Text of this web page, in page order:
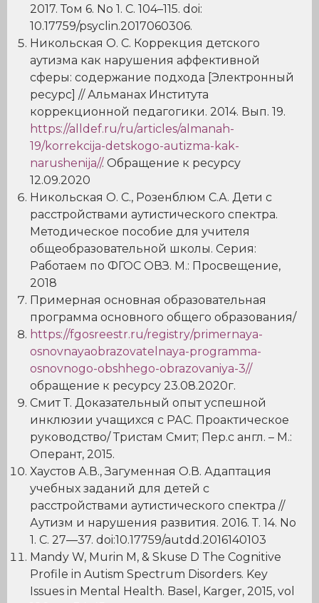
2017. Том 6. No 1. C. 104–115. doi:
10.17759/psyclin.2017060306.
Никольская О. С. Коррекция детского
аутизма как нарушения аффективной
сферы: содержание подхода [Электронный
ресурс] // Альманах Института
коррекционной педагогики. 2014. Вып. 19.
https://alldef.ru/ru/articles/almanah-
19/korrekcija-detskogo-autizma-kak-
narushenija//. Обращение к ресурсу
12.09.2020
Никольская О. С., Розенблюм С.А. Дети с
расстройствами аутистического спектра.
Методическое пособие для учителя
общеобразовательной школы. Серия:
Работаем по ФГОС ОВЗ. М.: Просвещение,
2018
Примерная основная образовательная
программа основного общего образования/
https://fgosreestr.ru/registry/primernaya-
osnovnayaobrazovatelnaya-programma-
osnovnogo-obshhego-obrazovaniya-3//
обращение к ресурсу 23.08.2020г.
Смит Т. Доказательный опыт успешной
инклюзии учащихся с РАС. Проактическое
руководство/ Тристам Смит; Пер.с англ. – М.:
Оперант, 2015.
Хаустов А.В., Загуменная О.В. Адаптация
учебных заданий для детей с
расстройствами аутистического спектра //
Аутизм и нарушения развития. 2016. Т. 14. No
1. С. 27—37. doi:10.17759/autdd.2016140103
Mandy W, Murin M, & Skuse D The Cognitive
Profile in Autism Spectrum Disorders. Key
Issues in Mental Health. Basel, Karger, 2015, vol